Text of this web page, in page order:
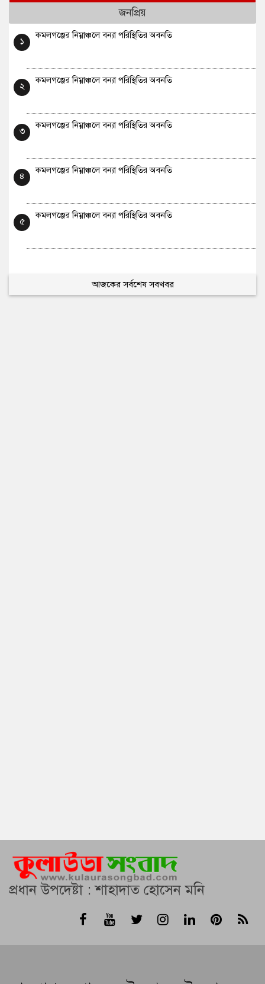
জনপ্রিয়
১
কমলগঞ্জের নিম্নাঞ্চলে বন্যা পরিস্থিতির অবনতি
২
কমলগঞ্জের নিম্নাঞ্চলে বন্যা পরিস্থিতির অবনতি
৩
কমলগঞ্জের নিম্নাঞ্চলে বন্যা পরিস্থিতির অবনতি
৪
কমলগঞ্জের নিম্নাঞ্চলে বন্যা পরিস্থিতির অবনতি
৫
কমলগঞ্জের নিম্নাঞ্চলে বন্যা পরিস্থিতির অবনতি
আজকের সর্বশেষ সবখবর
প্রধান উপদেষ্টা : শাহাদাত হোসেন মনি